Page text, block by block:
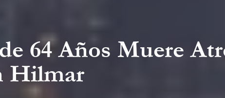
64 Años Muere
Hilmar